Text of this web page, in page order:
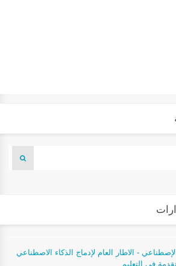
- الاطار العام لإدماج الذكاء الاصطناعي
في التعليم